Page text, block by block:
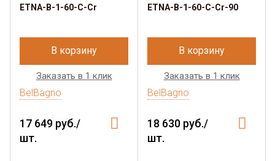
ETNA-B-1-60-C-Cr
В корзину
Заказать в 1 клик
BelBagno
17 649 руб./
шт.
ETNA-B-1-60-C-Cr-90
В корзину
Заказать в 1 клик
BelBagno
18 630 руб./
шт.